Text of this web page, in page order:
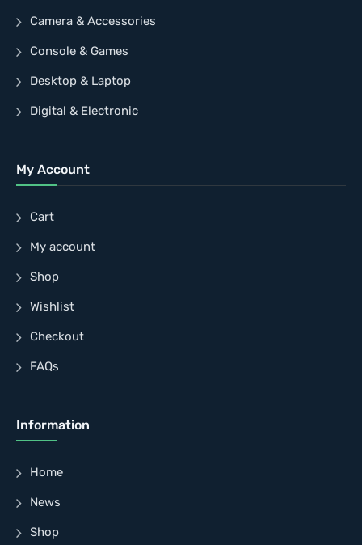
Camera & Accessories
Console & Games
Desktop & Laptop
Digital & Electronic
My Account
Cart
My account
Shop
Wishlist
Checkout
FAQs
Information
Home
News
Shop